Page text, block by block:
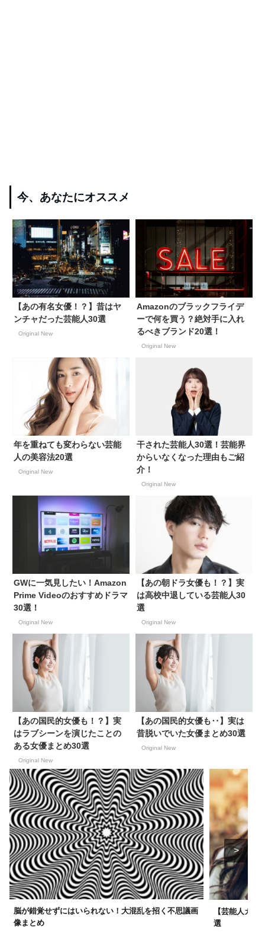
今、あなたにオススメ
【あの有名女優！？】昔はヤ
ンチャだった芸能人30選
Original New
Amazonのブラックフライデ
ーで何を買う？絶対手に入れ
るべきブランド20選！
Original New
年を重ねても変わらない芸能
人の美容法20選
Original New
干された芸能人30選！芸能界
からいなくなった理由もご紹
介！
Original New
GWに一気見したい！Amazon
Prime Videoのおすすめドラマ
30選！
Original New
【あの朝ドラ女優も！？】実
は高校中退している芸能人30
選
Original New
【あの国民的女優も！？】実
はラブシーンを演じたことの
ある女優まとめ30選
Original New
【あの国民的女優も‥】実は
昔脱いでいた女優まとめ30選
Original New
脳が錯覚せずにはいられない！大混乱を招く不思議画
像まとめ
【芸能人カッ
選